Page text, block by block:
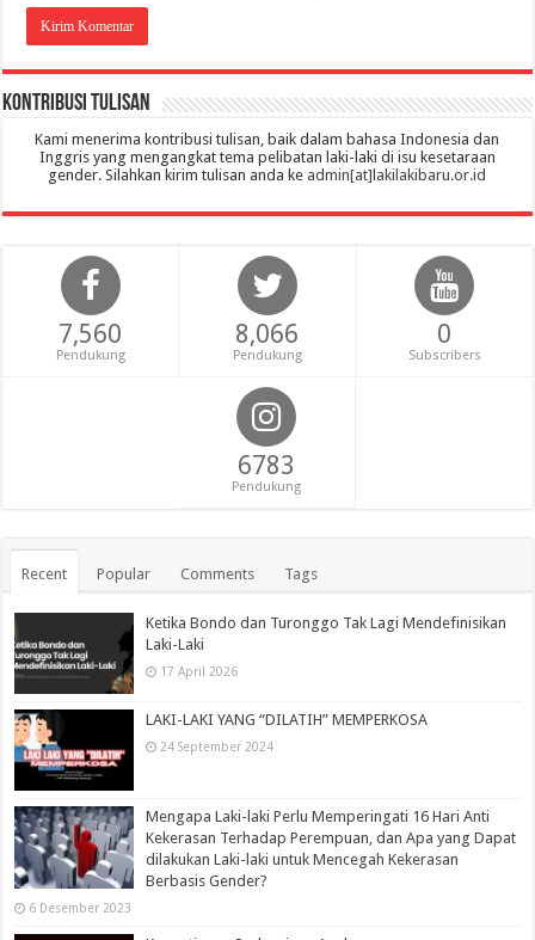
Kontribusi Tulisan
Kami menerima kontribusi tulisan, baik dalam bahasa Indonesia dan
Inggris yang mengangkat tema pelibatan laki-laki di isu kesetaraan
gender. Silahkan kirim tulisan anda ke admin[at]lakilakibaru.or.id
7,560
Pendukung
8,066
Pendukung
0
Subscribers
6783
Pendukung
Recent Popular Comments Tags
Ketika Bondo dan Turonggo Tak Lagi Mendefinisikan
Laki-Laki
17 April 2026
LAKI-LAKI YANG “DILATIH” MEMPERKOSA
24 September 2024
Mengapa Laki-laki Perlu Memperingati 16 Hari Anti
Kekerasan Terhadap Perempuan, dan Apa yang Dapat
dilakukan Laki-laki untuk Mencegah Kekerasan
Berbasis Gender?
6 Desember 2023